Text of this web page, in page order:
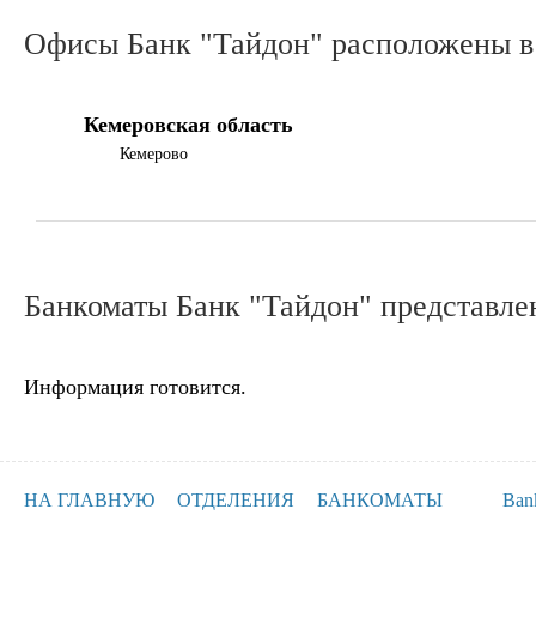
Офисы Банк "Тайдон" расположены в
Кемеровская область
Кемерово
Банкоматы Банк "Тайдон"
Информация готовится.
НА ГЛАВНУЮ ОТДЕЛЕНИЯ БАНКОМАТЫ